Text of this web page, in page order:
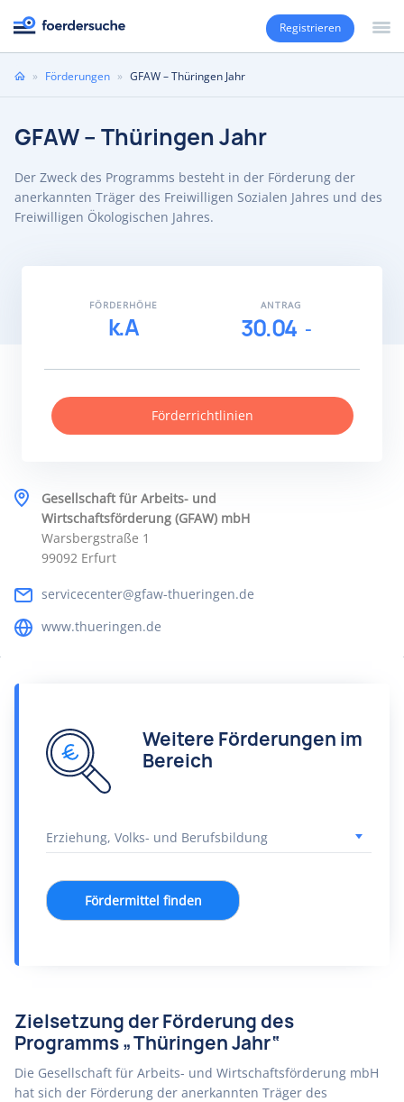
Registrieren
Sie» Förderungen » GFAW – Thüringen Jahr
GFAW – Thüringen Jahr
Der Zweck des Programms besteht in der Förderung der
anerkannten Träger des Freiwilligen Sozialen Jahres und des
Freiwilligen Ökologischen Jahres.
Gesellschaft für Arbeits- und
Wirtschaftsförderung (GFAW) mbH
Warsbergstraße 1
99092 Erfurt
servicecenter@gfaw-thueringen.de
www.thueringen.de
FÖRDERHÖHE
k.A
ANTRAG
30.04
Förderrichtlinien
Weitere Förderungen im
Bereich
Fördermittel finden
Zielsetzung der Förderung des
Programms „Thüringen Jahr“
Die Gesellschaft für Arbeits- und Wirtschaftsförderung mbH
hat sich der Förderung der anerkannten Träger des